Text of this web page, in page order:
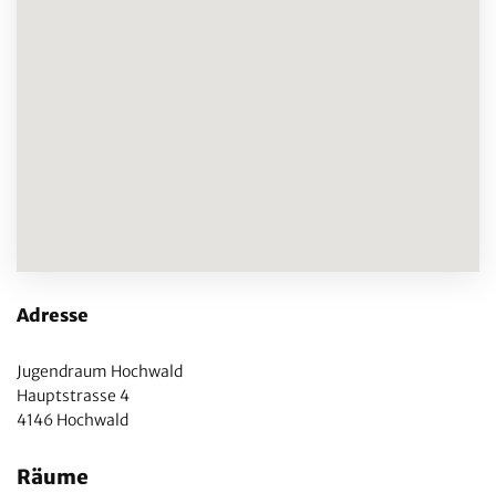
Adresse
Jugendraum Hochwald
Hauptstrasse 4
4146 Hochwald
Räume